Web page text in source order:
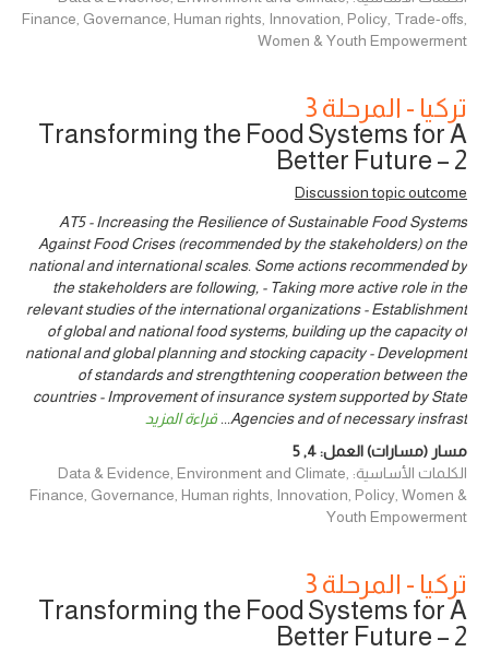
Finance, Governance, Human rights, Innovation, Policy, Trade-offs,
Women & Youth Empowerment
تركيا - المرحلة 3
Transforming the Food Systems for A
Better Future – 2
Discussion topic outcome
AT5 - Increasing the Resilience of Sustainable Food Systems
Against Food Crises (recommended by the stakeholders) on the
national and international scales. Some actions recommended by
the stakeholders are following, - Taking more active role in the
relevant studies of the international organizations - Establishment
of global and national food systems, building up the capacity of
national and global planning and stocking capacity - Development
of standards and strengthtening cooperation between the
countries - Improvement of insurance system supported by State
Agencies and of necessary insfrast
... قراءة المزيد
مسار (مسارات) العمل:4
,
5
الكلمات الأساسية: Data & Evidence, Environment and Climate,
Finance, Governance, Human rights, Innovation, Policy, Women &
Youth Empowerment
تركيا - المرحلة 3
Transforming the Food Systems for A
Better Future – 2